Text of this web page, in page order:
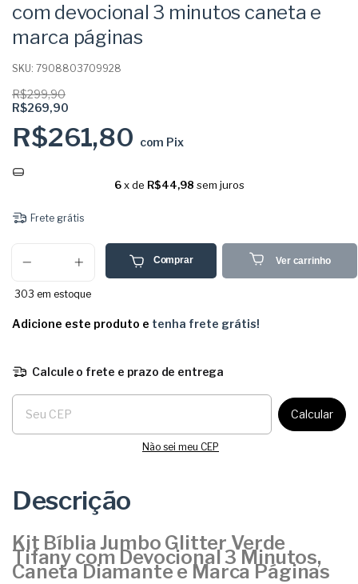
com devocional 3 minutos caneta e
marca páginas
SKU: 7908803709928
R$299,90
R$269,90
R$261,80 com Pix
6 x de R$44,98 sem juros
Frete grátis
303 em estoque
Comprar Ver carrinho
Adicione este produto e tenha frete grátis!
Calcule o frete e prazo de entrega
Entregas para o CEP:
Calcular
Não sei meu CEP
Descrição
Kit Bíblia Jumbo Glitter Verde
Tifany com Devocional 3 Minutos,
Caneta Diamante e Marca Páginas